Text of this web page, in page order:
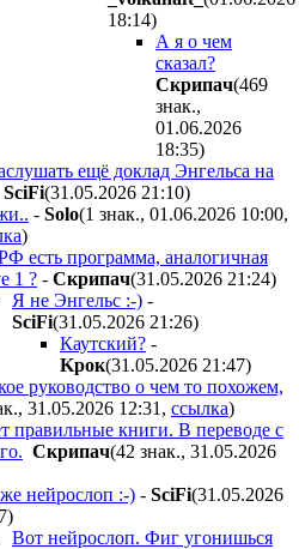
18:14)
А я о чем
сказал?
Cкpипaч(469
знак.,
01.06.2026
18:35)
ещё доклад Энгельса на
SciFi(31.05.2026 21:10)
- Solo(1 знак., 01.06.2026 10:00,
)
есть программа, аналогичная
1 ? - Cкpипaч(31.05.2026 21:24)
Я не Энгельс :-) -
SciFi(31.05.2026 21:26)
Каутский? -
Kpoк(31.05.2026 21:47)
руководство о чем то похожем,
31.05.2026 12:31 , ссылка)
правильные книги. В переводе с
Cкpипaч(42 знак., 31.05.2026
нейрослоп :-) - SciFi(31.05.2026
)
Вот нейрослоп. Фиг угонишься